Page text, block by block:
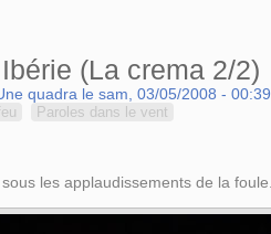
(La crema 2/2)
quadra le sam, 03/05/2008 - 00:39
Paroles dans le vent
les applaudissements de la foule.